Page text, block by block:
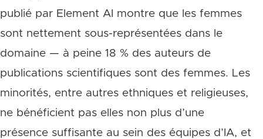
publié par Element AI montre que les femmes
sont nettement sous-représentées dans le
domaine — à peine 18 % des auteurs de
publications scientifiques sont des femmes. Les
minorités, entre autres ethniques et religieuses,
ne bénéficient pas elles non plus d’une
présence suffisante au sein des équipes d’IA, et